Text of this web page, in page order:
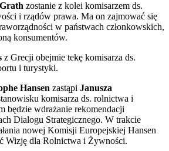
zostanie z kolei komisarzem ds.
i rządów prawa. Ma on zajmować się
w państwach członkowskich,
konsumentów.
z Grecji obejmie tekę komisarza ds.
i turystyki.
Hansen zastąpi Janusza
komisarza ds. rolnictwa i
będzie wdrażanie rekomendacji
Dialogu Strategicznego. W trakcie
nowej Komisji Europejskiej Hansen
Wizję dla Rolnictwa i Żywności.